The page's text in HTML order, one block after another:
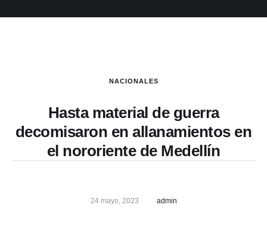
NACIONALES
Hasta material de guerra
decomisaron en allanamientos en
el nororiente de Medellín
24 mayo, 2023 admin